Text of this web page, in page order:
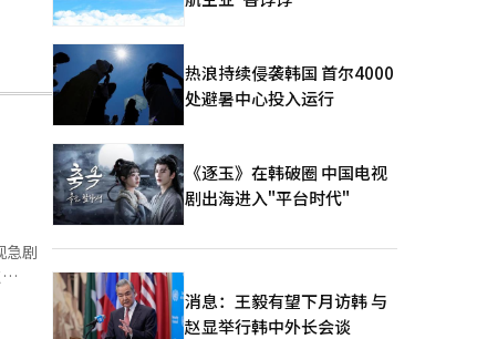
急剧
弱势
热浪持续侵袭韩国 首尔4000
处避暑中心投入运行
《逐玉》在韩破圈 中国电视
剧出海进入"平台时代"
消息：王毅有望下月访韩 与
赵显举行韩中外长会谈